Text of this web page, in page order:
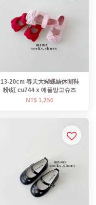
13-20cm 春天大蝴蝶結休閒鞋
粉/紅 cu744 x 애플망고슈즈
NT$ 1,250